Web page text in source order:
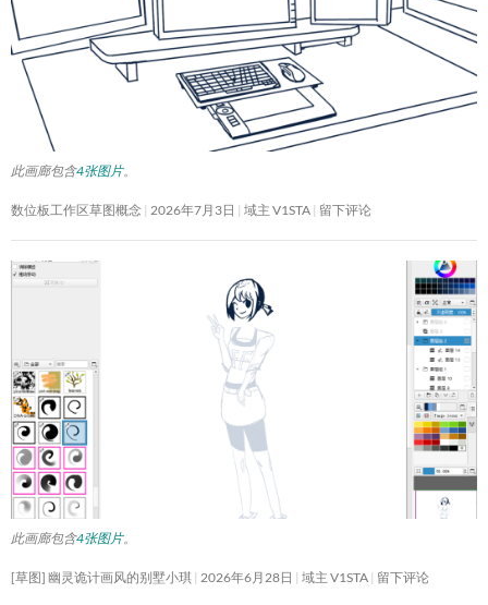
此画廊包含4张图片。
数位板工作区草图概念 2026年7月3日 域主 V1STA 留下评论
此画廊包含4张图片。
[草图] 幽灵诡计画风的别墅小琪 2026年6月28日 域主 V1STA 留下评论